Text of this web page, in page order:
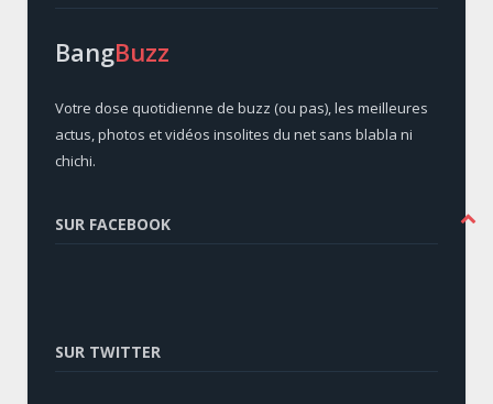
BangBuzz
Votre dose quotidienne de buzz (ou pas), les meilleures
actus, photos et vidéos insolites du net sans blabla ni
chichi.
SUR FACEBOOK
SUR TWITTER